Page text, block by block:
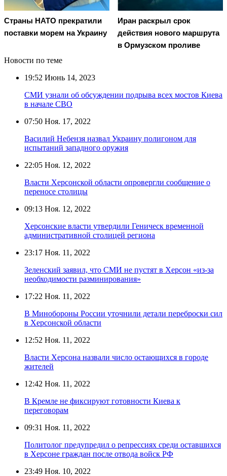
Страны НАТО прекратили
поставки морем на Украину
Иран раскрыл срок
действия нового маршрута
в Ормузском проливе
Новости по теме
19:52 Июнь 14, 2023
СМИ узнали об обсуждении подрыва всех мостов Киева
в начале СВО
07:50 Ноя. 17, 2022
Василий Небензя назвал Украину полигоном для
испытаний западного оружия
22:05 Ноя. 12, 2022
Власти Херсонской области опровергли сообщение о
переносе столицы
09:13 Ноя. 12, 2022
Херсонские власти утвердили Геническ временной
административной столицей региона
23:17 Ноя. 11, 2022
Зеленский заявил, что СМИ не пустят в Херсон «из-за
необходимости разминирования»
17:22 Ноя. 11, 2022
В Минобороны России уточнили детали переброски сил
в Херсонской области
12:52 Ноя. 11, 2022
Власти Херсона назвали число остающихся в городе
жителей
12:42 Ноя. 11, 2022
В Кремле не фиксируют готовности Киева к
переговорам
09:31 Ноя. 11, 2022
Политолог предупредил о репрессиях среди оставшихся
в Херсоне граждан после отвода войск РФ
23:49 Ноя. 10, 2022